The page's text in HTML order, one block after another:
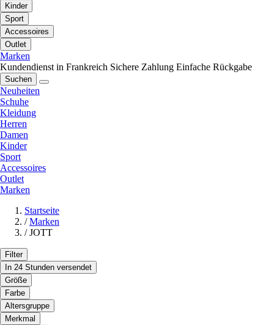
Kinder
Sport
Accessoires
Outlet
Marken
Kundendienst in Frankreich Sichere Zahlung Einfache Rückgabe
Suchen
Neuheiten
Schuhe
Kleidung
Herren
Damen
Kinder
Sport
Accessoires
Outlet
Marken
Startseite
/ Marken
/ JOTT
Filter
In 24 Stunden versendet
Größe
Farbe
Altersgruppe
Merkmal